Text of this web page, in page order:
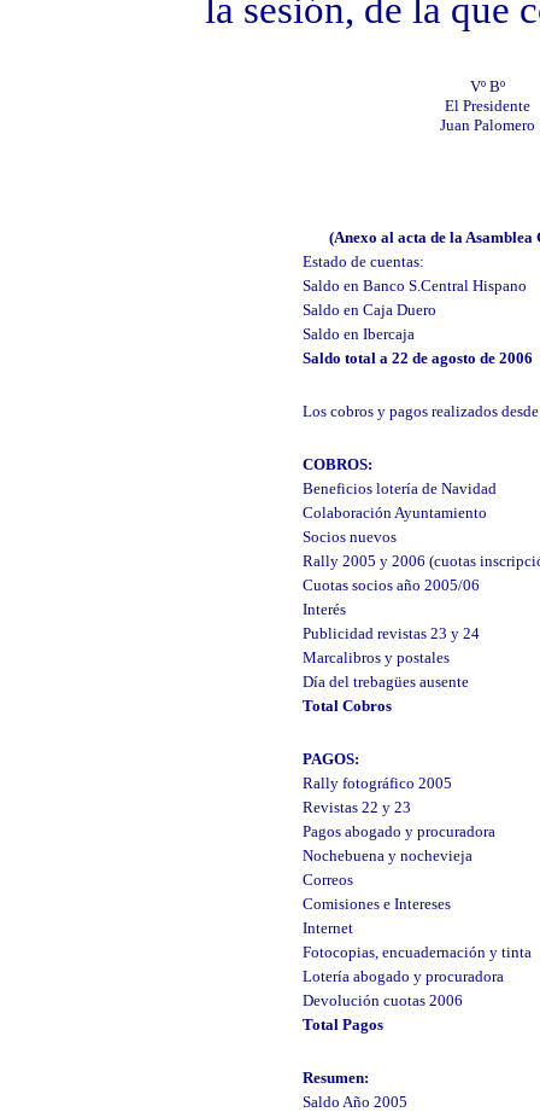
la sesión, de la que
Vº Bº
El Presidente
Juan Palomero
(Anexo al acta de la Asamblea
Estado de cuentas:
Saldo en Banco S.Central Hispano
Saldo en Caja Duero
Saldo en Ibercaja
Saldo total a 22 de agosto de 2006
Los cobros y pagos realizados
COBROS:
Beneficios lotería de Navidad
Colaboración Ayuntamiento
Socios nuevos
Rally 2005 y 2006 (cuotas
Cuotas socios año 2005/06
Interés
Publicidad revistas 23 y 24
Marcalibros y postales
Día del trebagües ausente
Total Cobros
PAGOS:
Rally fotográfico 2005
Revistas 22 y 23
Pagos abogado y procuradora
Nochebuena y nochevieja
Correos
Comisiones e Intereses
Internet
Fotocopias, encuadernación y tinta
Lotería abogado y procuradora
Devolución cuotas 2006
Total Pagos
Resumen:
Saldo Año 2005